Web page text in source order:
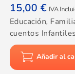
15,00 € IVA
Educación,
cuentos Infantiles
Añadir al